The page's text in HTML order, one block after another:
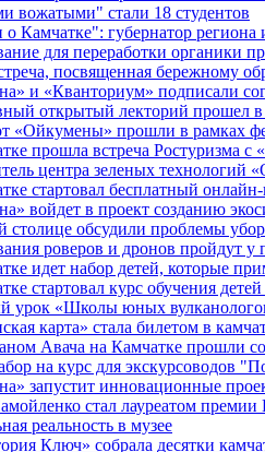
вожатыми" стали 18 студентов
о Камчатке": губернатор
для переработки органики
посвященная бережному
и «Кванториум» подписали
открытый лекторий прошел
«Ойкумены» прошли в рамках
прошла встреча Ростуризма с
центра зеленых
стартовал бесплатный
войдет в проект созданию
столице обсудили проблемы
роверов и дронов пройдут у
идет набор детей, которые
стартовал курс обучения
урок «Школы юных
карта» стала билетом в
Авача на Камчатке прошли
на курс для экскурсоводов
запустит инновационные
стал лауреатом
реальность в музее
Ключ» собрала десятки